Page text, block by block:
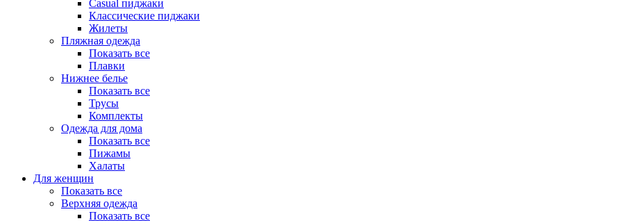
Casual пиджаки
Классические пиджаки
Жилеты
Пляжная одежда
Показать все
Плавки
Нижнее белье
Показать все
Трусы
Комплекты
Одежда для дома
Показать все
Пижамы
Халаты
Для женщин
Показать все
Верхняя одежда
Показать все